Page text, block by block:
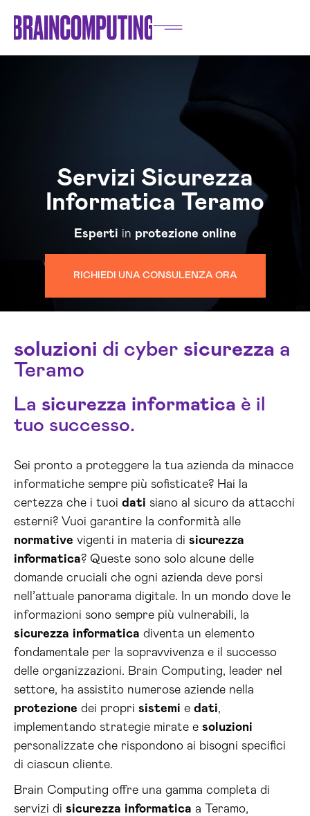
Servizi Sicurezza
Informatica Teramo
Esperti in protezione online
RICHIEDI UNA CONSULENZA ORA
soluzioni di cyber sicurezza a
Teramo
La sicurezza informatica è il
tuo successo.
Sei pronto a proteggere la tua azienda da minacce
informatiche sempre più sofisticate? Hai la
certezza che i tuoi dati siano al sicuro da attacchi
esterni? Vuoi garantire la conformità alle
normative vigenti in materia di sicurezza
informatica? Queste sono solo alcune delle
domande cruciali che ogni azienda deve porsi
nell’attuale panorama digitale. In un mondo dove le
informazioni sono sempre più vulnerabili, la
sicurezza informatica diventa un elemento
fondamentale per la sopravvivenza e il successo
delle organizzazioni. Brain Computing, leader nel
settore, ha assistito numerose aziende nella
protezione dei propri sistemi e dati,
implementando strategie mirate e soluzioni
personalizzate che rispondono ai bisogni specifici
di ciascun cliente.
Brain Computing offre una gamma completa di
servizi di sicurezza informatica a Teramo,